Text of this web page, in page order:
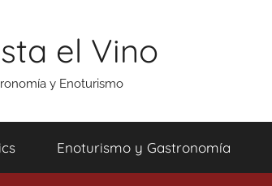
el Vino
y Enoturismo
Enoturismo y Gastronomía